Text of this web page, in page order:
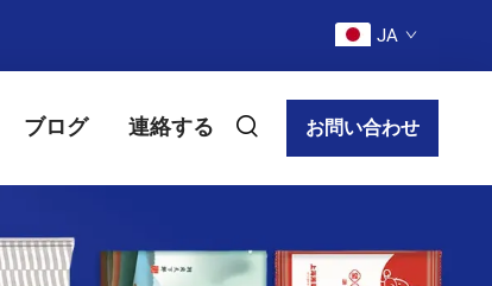
JA
ブログ 連絡する お問い合わせ